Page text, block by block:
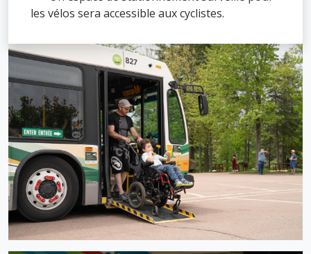
les vélos sera accessible aux cyclistes.